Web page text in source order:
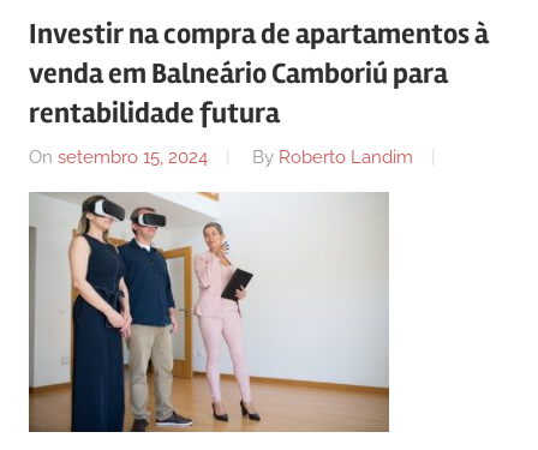
notícias
FilaCap
com
informações
relevantes.
Investir na compra de apartamentos à
venda em Balneário Camboriú para
rentabilidade futura
On setembro 15, 2024 By Roberto Landim